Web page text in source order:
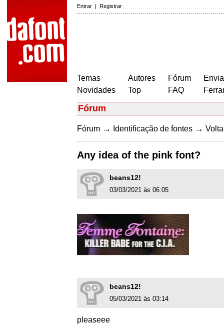
Entrar | Registrar
Temas
Novidades
Autores
Top
Fórum
FAQ
Fórum
Fórum → Identificação de fontes →
Any idea of the pink font?
beans12!
03/03/2021 às 06:05
beans12!
05/03/2021 às 03:14
pleaseee